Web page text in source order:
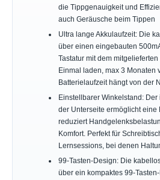
die Tippgenauigkeit und
auch Geräusche beim Tippen
Ultra lange Akkulaufzeit: Die
über einen eingebauten
Tastatur mit dem
Einmal laden, max 3 Monaten
Batterielaufzeit hängt von der
Einstellbarer Winkelstand:
der Unterseite ermöglicht eine
reduziert
Komfort. Perfekt für
Lernsessions, bei denen
99-Tasten-Design: Die
über ein kompaktes 99-